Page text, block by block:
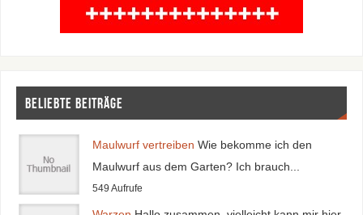
Beliebte Beiträge
Maulwurf vertreiben Wie bekomme ich den
Maulwurf aus dem Garten? Ich brauch...
549 Aufrufe